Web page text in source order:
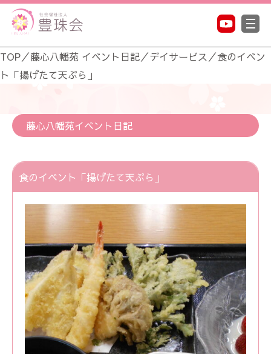
TOP／藤心八幡苑 イベント日記／デイサービス ／食のイベン
ト「揚げたて天ぷら」
藤心八幡苑イベント日記
食のイベント「揚げたて天ぷら」